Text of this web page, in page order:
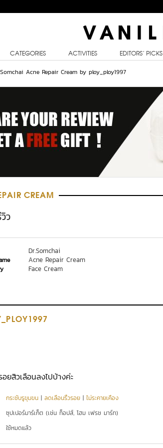
CATEGORIES ACTIVITIES EDITORS’ PICKS
Acne Repair Cream by ploy_ploy1997
CREAM
ว
Dr.Somchai
Acne Repair Cream
Face Cream
ยสิวเลือนลงไปบ้างค่ะ
กระชับรูขุมขน | ลดเลือนริ้วรอย | ไม่ระคายเคือง
ซุปเปอร์มาร์เก็ต (เช่น ท็อปส์, โฮม เฟรช มาร์ท)
ใช้หมดแล้ว